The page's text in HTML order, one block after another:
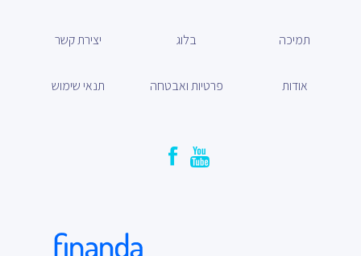
תמיכה בלוג יצירת קשר
אודות פרטיות ואבטחה תנאי שימוש